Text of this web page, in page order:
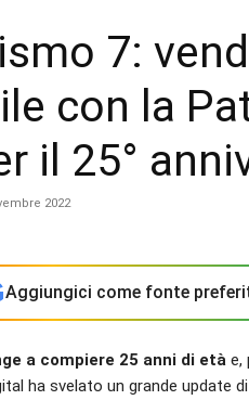
7:
con la
il 25°
2022
Aggiungici come fonte
a compiere 25 anni di età e,
ha svelato un grande update